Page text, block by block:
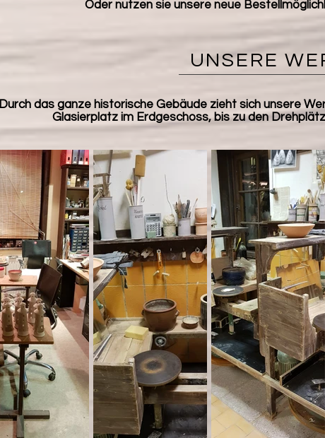
Oder nutzen sie unsere neue
UNSERE
Durch das ganze historische Gebäude zieht sich unsere
Glasierplatz im Erdgeschoss, bis zu den